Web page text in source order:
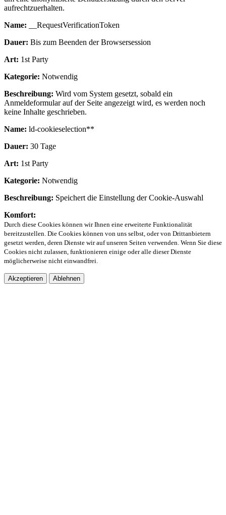
aufrechtzuerhalten.
Name: __RequestVerificationToken
Dauer: Bis zum Beenden der Browsersession
Art: 1st Party
Kategorie: Notwendig
Beschreibung: Wird vom System gesetzt, sobald ein
Anmeldeformular auf der Seite angezeigt wird, es werden noch
keine Inhalte geschrieben.
Name: ld-cookieselection**
Dauer: 30 Tage
Art: 1st Party
Kategorie: Notwendig
Beschreibung: Speichert die Einstellung der Cookie-Auswahl
Komfort:
Durch diese Cookies können wir Ihnen eine erweiterte Funktionalität
bereitzustellen. Die Cookies können von uns selbst, oder von Drittanbietern
gesetzt werden, deren Dienste wir auf unseren Seiten verwenden. Wenn Sie diese
Cookies nicht zulassen, funktionieren einige oder alle dieser Dienste
möglicherweise nicht einwandfrei.
Akzeptieren Ablehnen